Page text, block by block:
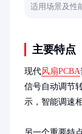
适用场景及性
主要特点
现代风扇PCBA
信号自动调节
示，智能调速